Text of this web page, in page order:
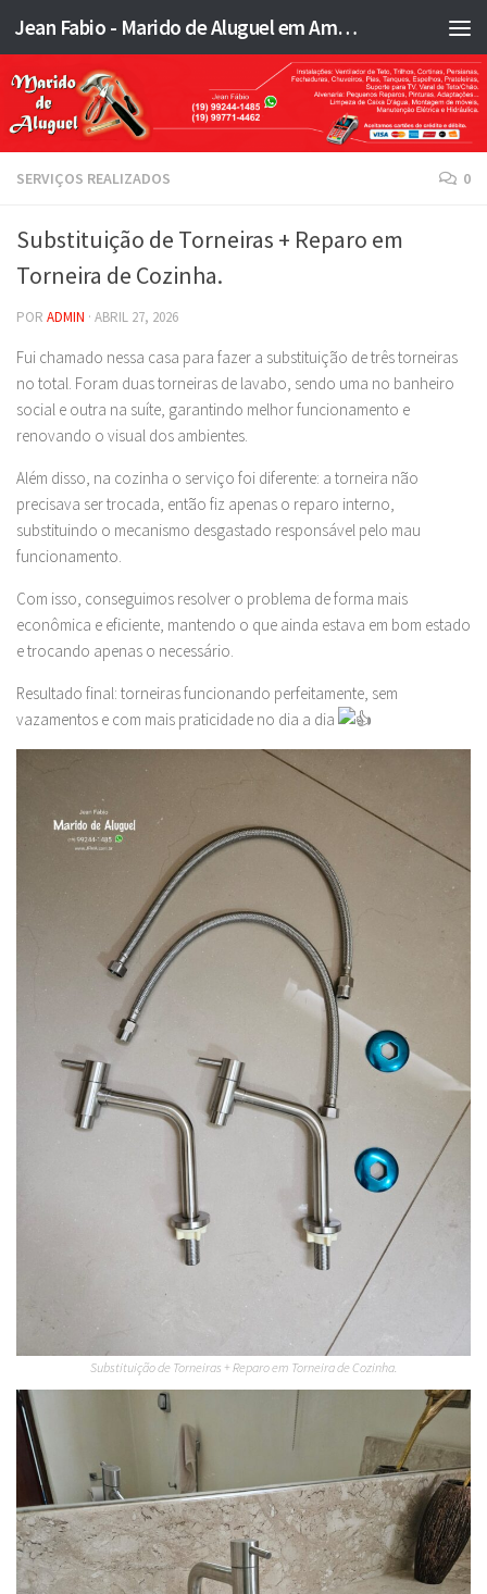
Skip to content Jean Fabio - Marido de Aluguel em Americana SP e região - JFMA
SERVIÇOS REALIZADOS 0
Substituição de Torneiras + Reparo em
Torneira de Cozinha.
POR ADMIN · ABRIL 27, 2026
Fui chamado nessa casa para fazer a substituição de três torneiras
no total. Foram duas torneiras de lavabo, sendo uma no banheiro
social e outra na suíte, garantindo melhor funcionamento e
renovando o visual dos ambientes.
Além disso, na cozinha o serviço foi diferente: a torneira não
precisava ser trocada, então fiz apenas o reparo interno,
substituindo o mecanismo desgastado responsável pelo mau
funcionamento.
Com isso, conseguimos resolver o problema de forma mais
econômica e eficiente, mantendo o que ainda estava em bom estado
e trocando apenas o necessário.
Resultado final: torneiras funcionando perfeitamente, sem
vazamentos e com mais praticidade no dia a dia
Substituição de Torneiras + Reparo em Torneira de Cozinha.